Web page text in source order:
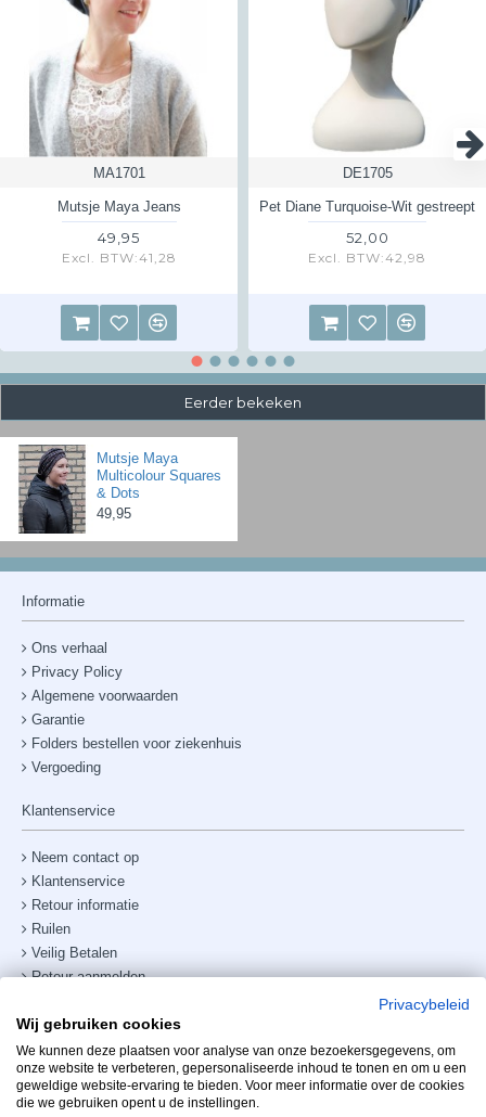
kosten aan je door. Verstuur je het via een brievenbus zonder
Track&Trace of verzendbewijs dan betalen wij de retourkosten wel
helemaal. Zo betalen wij voor iedere klant die een retour instuurt via
ons antwoordnummer het zelfde bedrag. Wil je dus een verzendbewijs
of Track&Trace als bewijsje dat je het verzonden hebt dan kost dat
vanuit Nederland € 3,50 en vanuit België € 4,50
Kijk voor meer informatie over retourneren
MA1701
Mutsje Maya Jeans
49,95
Excl. BTW:41,28
DE1705
Pet Diane Turquoise-Wit gestreept
52,00
Excl. BTW:42,98
Eerder bekeken
Mutsje Maya
Multicolour Squares
& Dots
49,95
Informatie
Ons verhaal
Privacy Policy
Algemene voorwaarden
Garantie
Folders bestellen voor ziekenhuis
Vergoeding
Klantenservice
Neem contact op
Klantenservice
Retour informatie
Ruilen
Veilig Betalen
Retour aanmelden
Site map
Telefoonnummer:+31238882885
Mijn account
Privacybeleid
Wij gebruiken cookies
We kunnen deze plaatsen voor analyse van onze bezoekersgegevens, om
onze website te verbeteren, gepersonaliseerde inhoud te tonen en om u een
geweldige website-ervaring te bieden. Voor meer informatie over de cookies
die we gebruiken opent u de instellingen.